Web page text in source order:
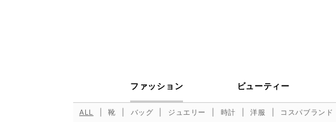
ファッション ビューティー
ALL 靴 バッグ ジュエリー 時計 洋服 コスパブランド